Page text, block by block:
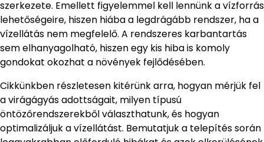
szerkezete. Emellett figyelemmel kell lennünk a vízforrás
lehetőségeire, hiszen hiába a legdrágább rendszer, ha a
vízellátás nem megfelelő. A rendszeres karbantartás
sem elhanyagolható, hiszen egy kis hiba is komoly
gondokat okozhat a növények fejlődésében.
Cikkünkben részletesen kitérünk arra, hogyan mérjük fel
a virágágyás adottságait, milyen típusú
öntözőrendszerekből választhatunk, és hogyan
optimalizáljuk a vízellátást. Bemutatjuk a telepítés során